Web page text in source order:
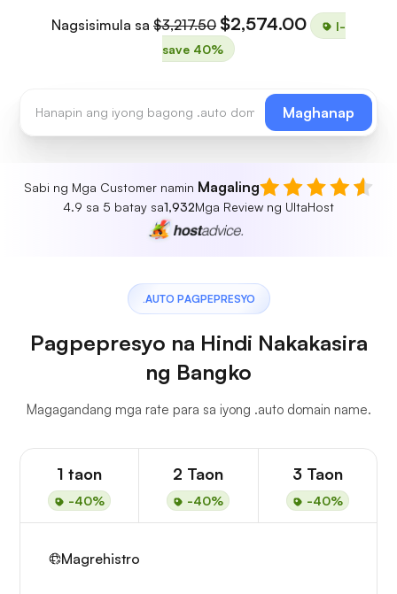
Nagsisimula sa $3,217.50 $2,574.00
I-
save 40%
Maghanap
Sabi ng Mga Customer namin Magaling
4.9 sa 5 batay sa1,932Mga Review ng UltaHost
.AUTO PAGPEPRESYO
Pagpepresyo na Hindi Nakakasira
ng Bangko
Magagandang mga rate para sa iyong .auto domain name.
1 taon
-40%
2 Taon
-40%
3 Taon
-40%
Magrehistro